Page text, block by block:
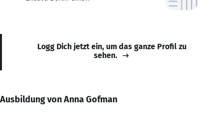
Logg Dich jetzt ein, um das ganze Profil zu
sehen.
Ausbildung von Anna Gofman